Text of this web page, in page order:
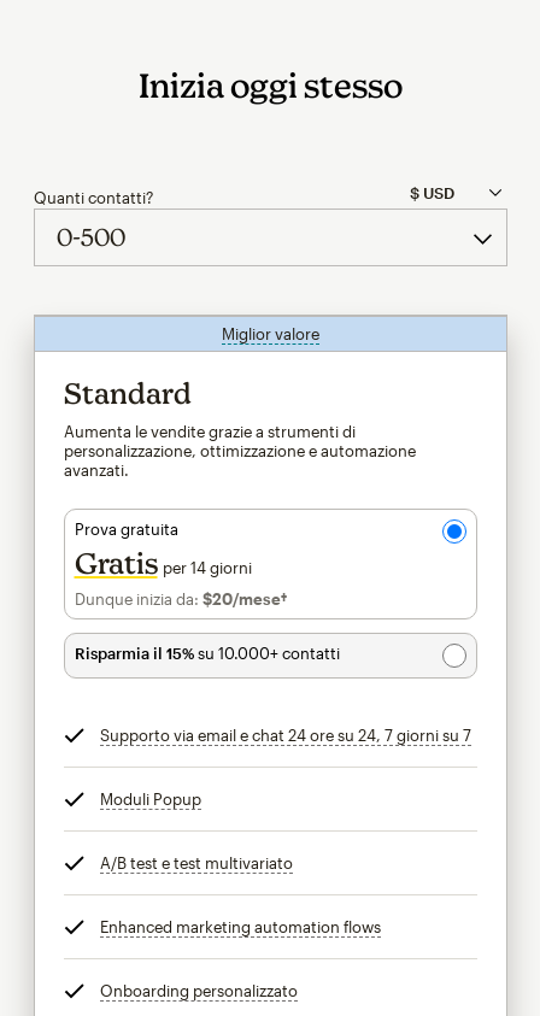
Inizia oggi stesso
Quanti contatti?
Miglior valoretooltip
Standard
Aumenta le vendite grazie a strumenti di
personalizzazione, ottimizzazione e automazione
avanzati.
Prova gratuita
Gratis per 14 giorni
Dunque inizia da: $20/mese†al mese†
Risparmia il 15%su 10.000+ contatti
Supporto via email e chat 24 ore su 24, 7 giorni su 7tooltip
Moduli Popuptooltip
A/B test e test multivariatotooltip
Enhanced marketing automation flowstooltip
Onboarding personalizzatotooltip